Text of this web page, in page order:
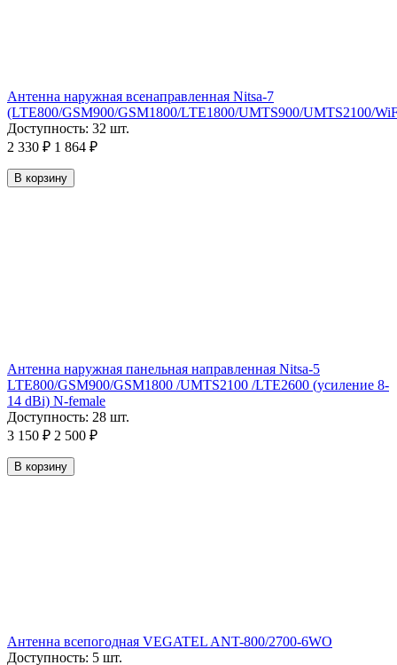
Антенна наружная всенаправленная Nitsa-7
(LTE800/GSM900/GSM1800/LTE1800/UMTS900/UMTS2100/
Доступность: 32 шт.
2 330 ₽ 1 864 ₽
В корзину
Антенна наружная панельная направленная Nitsa-5
LTE800/GSM900/GSM1800 /UMTS2100 /LTE2600 (усиление 8-
14 dBi) N-female
Доступность: 28 шт.
3 150 ₽ 2 500 ₽
В корзину
Антенна всепогодная VEGATEL ANT-800/2700-6WO
Доступность: 5 шт.